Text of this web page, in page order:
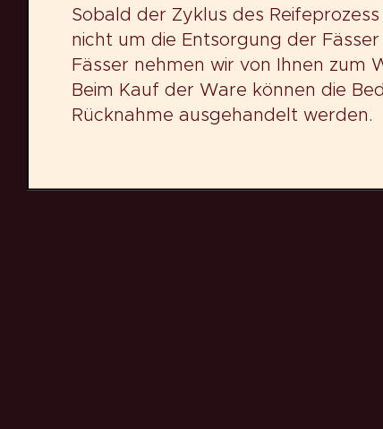
Sobald der Zyklus des
nicht um die Entsorgung der
Fässer nehmen wir von Ihnen zum
Beim Kauf der Ware können die
Rücknahme ausgehandelt werden.